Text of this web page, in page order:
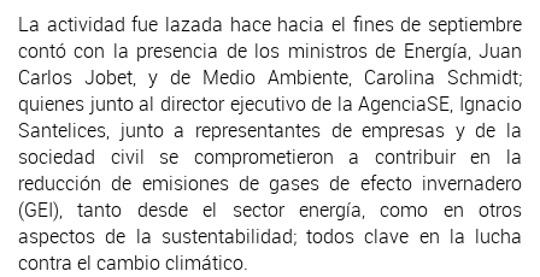
La actividad fue lazada hace hacia el fines de septiembre
contó con la presencia de los ministros de Energía, Juan
Carlos Jobet, y de Medio Ambiente, Carolina Schmidt;
quienes junto al director ejecutivo de la AgenciaSE, Ignacio
Santelices, junto a representantes de empresas y de la
sociedad civil se comprometieron a contribuir en la
reducción de emisiones de gases de efecto invernadero
(GEI), tanto desde el sector energía, como en otros
aspectos de la sustentabilidad; todos clave en la lucha
contra el cambio climático.